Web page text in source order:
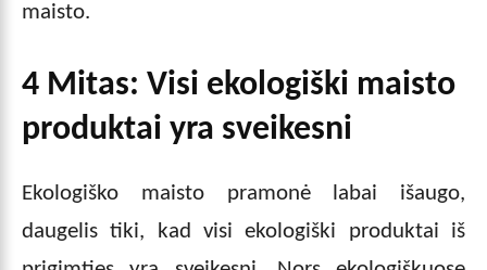
maisto.
4 Mitas: Visi ekologiški maisto
produktai yra sveikesni
Ekologiško maisto pramonė labai išaugo,
daugelis tiki, kad visi ekologiški produktai iš